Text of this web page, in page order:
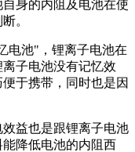
身的内阻及电池在使
。
电池"，锂离子电池在
子电池没有记忆效
于携带，同时也是因
益也是跟锂离子电池
降低电池的内阻西